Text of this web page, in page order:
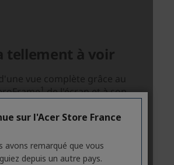
sur l'Acer Store France
avons remarqué que vous
depuis un autre pays.